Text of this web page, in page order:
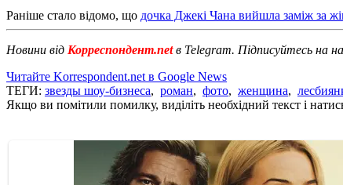
Раніше стало відомо, що дочка Джекі Чана вийшла заміж за
Новини від Корреспондент.netв Telegram. Підписуйтесь на
Читайте Korrespondent.net в Google News
ТЕГИ: звезды шоу-бизнеса, роман, фото, женщина,
Якщо ви помітили помилку, виділіть необхідний текст і